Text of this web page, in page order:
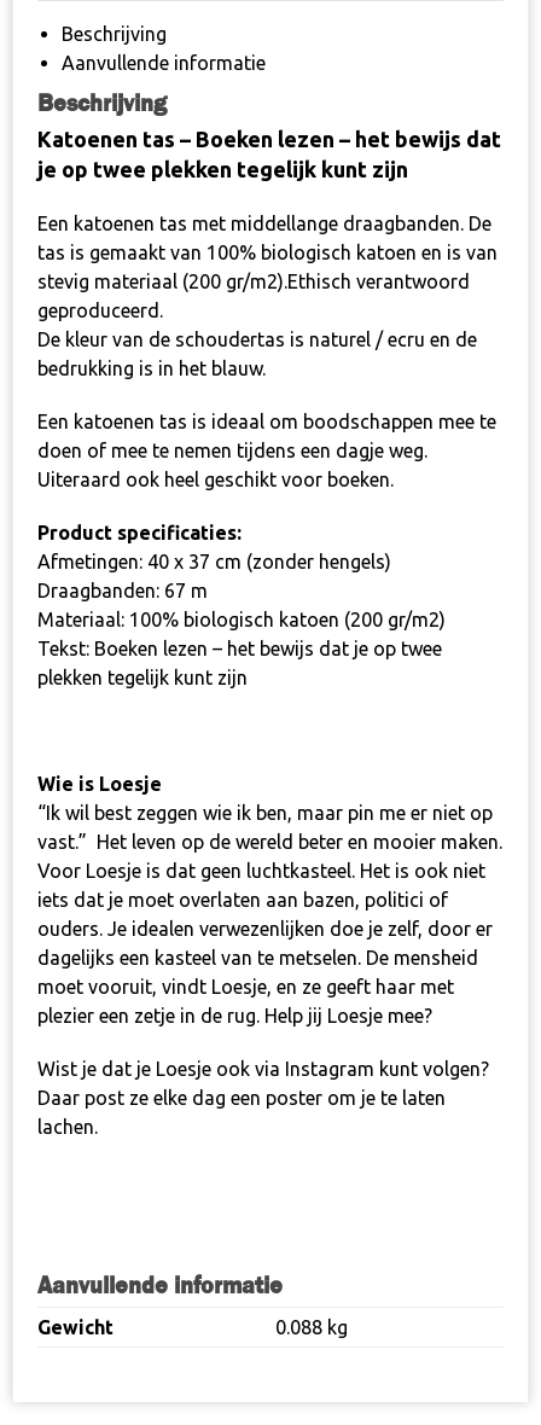
Beschrijving
Aanvullende informatie
Beschrijving
Katoenen tas – Boeken lezen – het bewijs dat
je op twee plekken tegelijk kunt zijn
Een katoenen tas met middellange draagbanden. De
tas is gemaakt van 100% biologisch katoen en is van
stevig materiaal (200 gr/m2).Ethisch verantwoord
geproduceerd.
De kleur van de schoudertas is naturel / ecru en de
bedrukking is in het blauw.
Een katoenen tas is ideaal om boodschappen mee te
doen of mee te nemen tijdens een dagje weg.
Uiteraard ook heel geschikt voor boeken.
Product specificaties:
Afmetingen: 40 x 37 cm (zonder hengels)
Draagbanden: 67 m
Materiaal: 100% biologisch katoen (200 gr/m2)
Tekst: Boeken lezen – het bewijs dat je op twee
plekken tegelijk kunt zijn
Wie is Loesje
“Ik wil best zeggen wie ik ben, maar pin me er niet op
vast.” Het leven op de wereld beter en mooier maken.
Voor Loesje is dat geen luchtkasteel. Het is ook niet
iets dat je moet overlaten aan bazen, politici of
ouders. Je idealen verwezenlijken doe je zelf, door er
dagelijks een kasteel van te metselen. De mensheid
moet vooruit, vindt Loesje, en ze geeft haar met
plezier een zetje in de rug. Help jij Loesje mee?
Wist je dat je Loesje ook via Instagram kunt volgen?
Daar post ze elke dag een poster om je te laten
lachen.
Aanvullende informatie
Gewicht 0.088 kg